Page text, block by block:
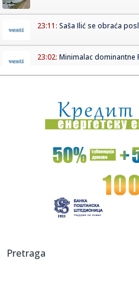
23:11: Saša Ilić se obraća
23:02: Minimalac dominantne
22:58:FIFA im uplatila novac,
22:58:Stanković: Emisija
auto...
Kalibaf poručio
22:52:Rekordne temperature
Pretraga